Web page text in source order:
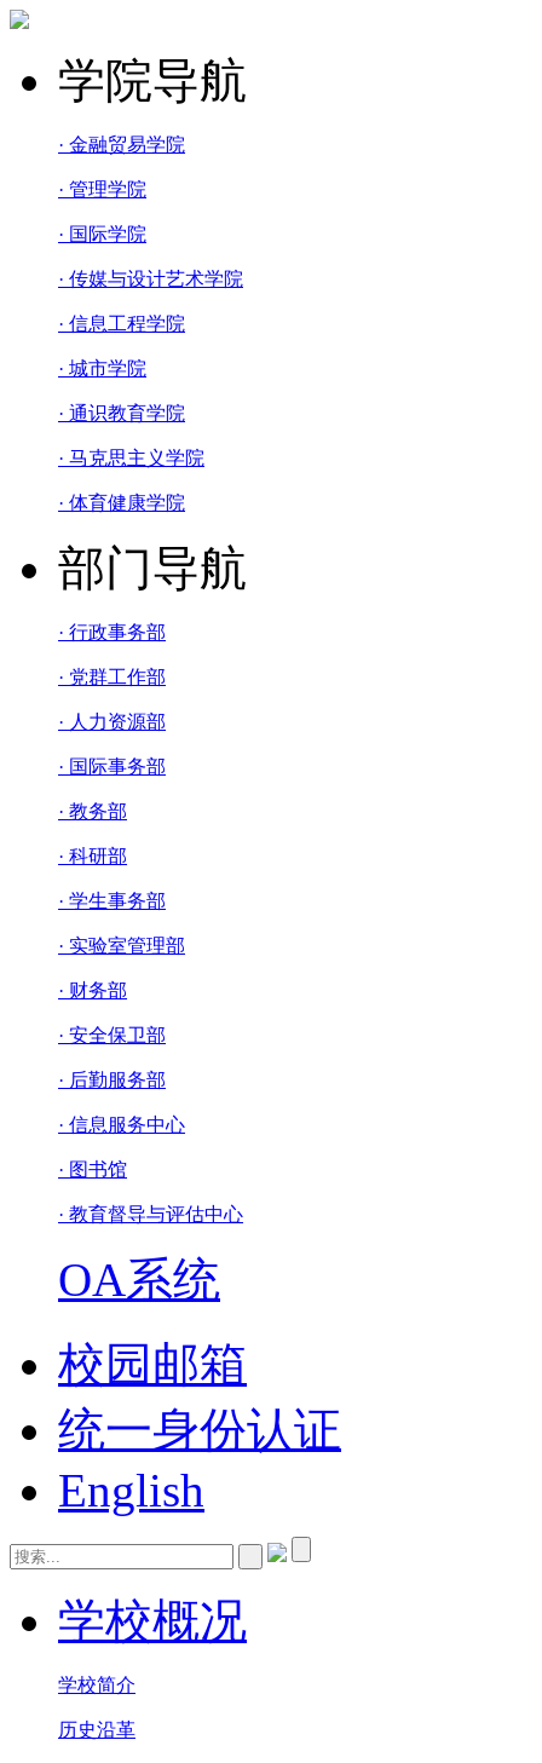
学院导航
· 金融贸易学院
· 管理学院
· 国际学院
· 传媒与设计艺术学院
· 信息工程学院
· 城市学院
· 通识教育学院
· 马克思主义学院
· 体育健康学院
部门导航
· 行政事务部
· 党群工作部
· 人力资源部
· 国际事务部
· 教务部
· 科研部
· 学生事务部
· 实验室管理部
· 财务部
· 安全保卫部
· 后勤服务部
· 信息服务中心
· 图书馆
· 教育督导与评估中心
OA系统
校园邮箱
统一身份认证
English
学校概况
学校简介
历史沿革